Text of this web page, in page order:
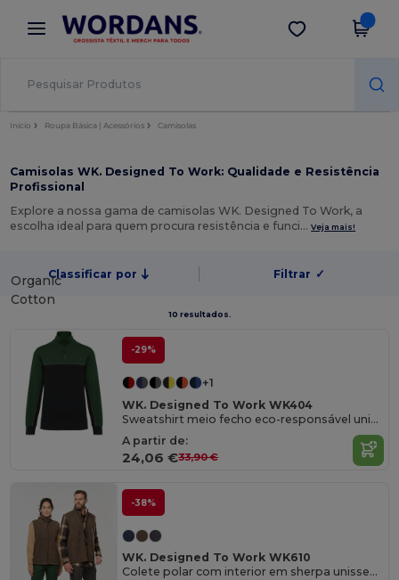
× App Wordans
Melhores preços na app!
Obter app
Início Roupa Básica | Acessórios Camisolas
Camisolas WK. Designed To Work: Qualidade e Resistência
Profissional
Explore a nossa gama de camisolas WK. Designed To Work, a
escolha ideal para quem procura resistência e funci…Veja mais!
Classificar por Filtrar ✓
10 resultados.
Organic
Cotton
-29%
+1
WK. Designed To Work WK404
Sweatshirt meio fecho eco-responsável unissexo
A partir de:
24,06 €33,90 €
-38%
WK. Designed To Work WK610
Colete polar com interior em sherpa unissexo